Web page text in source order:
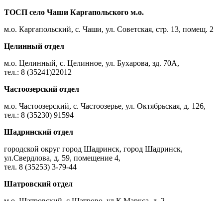
ТОСП село Чаши Каргапольского м.о.
м.о. Каргапольский, с. Чаши, ул. Советская, стр. 13, помещ. 2
Целинный отдел
м.о. Целинный, с. Целинное, ул. Бухарова, зд. 70А,
тел.: 8 (35241)22012
Частоозерский отдел
м.о. Частоозерский, с. Частоозерье, ул. Октябрьская, д. 126,
тел.: 8 (35230) 91594
Шадринский отдел
городской округ город Шадринск, город Шадринск,
ул.Свердлова, д. 59, помещение 4,
тел. 8 (35253) 3-79-44
Шатровский отдел